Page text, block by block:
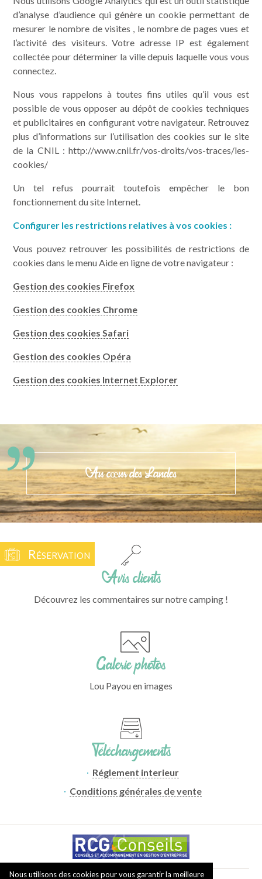
Réservation
d’analyse d’audience qui génère un cookie permettant de
mesurer le nombre de visites , le nombre de pages vues et
l’activité des visiteurs. Votre adresse IP est également
collectée pour déterminer la ville depuis laquelle vous vous
connectez.
Nous vous rappelons à toutes fins utiles qu’il vous est
possible de vous opposer au dépôt de cookies techniques
et publicitaires en configurant votre navigateur. Retrouvez
plus d’informations sur l’utilisation des cookies sur le site
de la CNIL : http://www.cnil.fr/vos-droits/vos-traces/les-
cookies/
Un tel refus pourrait toutefois empêcher le bon
fonctionnement du site Internet.
Configurer les restrictions relatives à vos cookies :
Vous pouvez retrouver les possibilités de restrictions de
cookies dans le menu Aide en ligne de votre navigateur :
Gestion des cookies Firefox
Gestion des cookies Chrome
Gestion des cookies Safari
Gestion des cookies Opéra
Gestion des cookies Internet Explorer
Au cœur des Landes
Avis clients
Découvrez les commentaires sur notre camping !
Galerie photos
Lou Payou en images
Téléchargements
Réglement interieur
Conditions générales de vente
Nous utilisons des cookies pour vous garantir la meilleure